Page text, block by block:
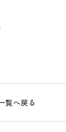
覧へ戻る